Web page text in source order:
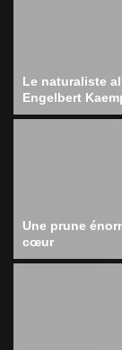
Le naturaliste
Engelbert
Une prune
cœur